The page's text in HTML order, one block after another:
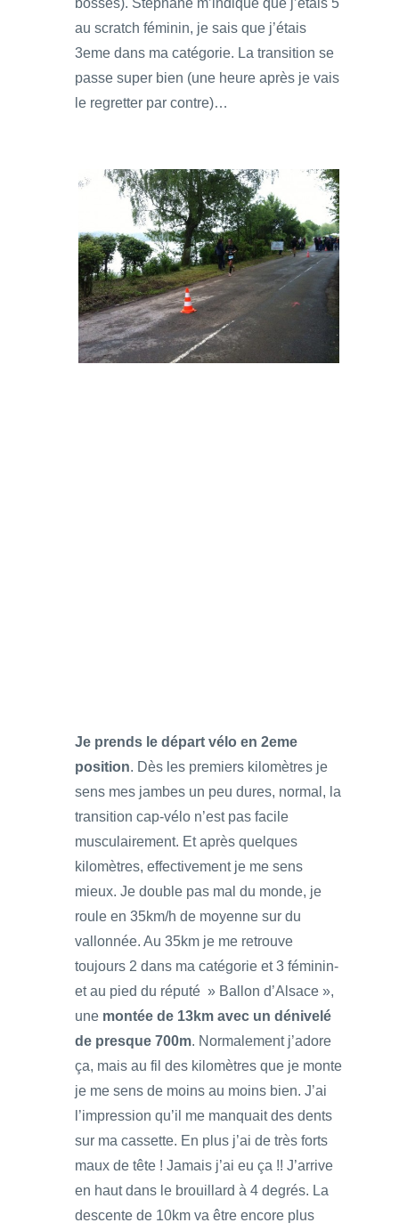
au scratch féminin, je sais que j’étais
3eme dans ma catégorie. La transition se
passe super bien (une heure après je vais
le regretter par contre)…
Je prends le départ vélo en 2eme
position. Dès les premiers kilomètres je
sens mes jambes un peu dures, normal, la
transition cap-vélo n’est pas facile
musculairement. Et après quelques
kilomètres, effectivement je me sens
mieux. Je double pas mal du monde, je
roule en 35km/h de moyenne sur du
vallonnée. Au 35km je me retrouve
toujours 2 dans ma catégorie et 3 féminin-
et au pied du réputé » Ballon d’Alsace »,
une montée de 13km avec un dénivelé
de presque 700m. Normalement j’adore
ça, mais au fil des kilomètres que je monte
je me sens de moins au moins bien. J’ai
l’impression qu’il me manquait des dents
sur ma cassette. En plus j’ai de très forts
maux de tête ! Jamais j’ai eu ça !! J’arrive
en haut dans le brouillard à 4 degrés. La
descente de 10km va être encore plus